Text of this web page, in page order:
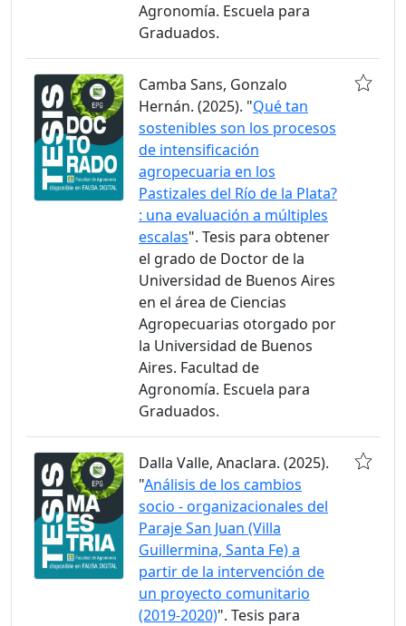
Agronomía. Escuela para
Graduados.
Camba Sans, Gonzalo
Hernán. (2025). "Qué tan
sostenibles son los procesos
de intensificación
agropecuaria en los
Pastizales del Río de la Plata?
: una evaluación a múltiples
escalas". Tesis para obtener
el grado de Doctor de la
Universidad de Buenos Aires
en el área de Ciencias
Agropecuarias otorgado por
la Universidad de Buenos
Aires. Facultad de
Agronomía. Escuela para
Graduados.
Dalla Valle, Anaclara. (2025).
"Análisis de los cambios
socio - organizacionales del
Paraje San Juan (Villa
Guillermina, Santa Fe) a
partir de la intervención de
un proyecto comunitario
(2019-2020)". Tesis para